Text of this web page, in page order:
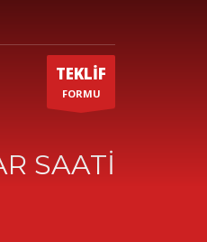
TEKLİF
FORMU
SAATİ